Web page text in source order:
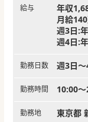
給与
年収
月給
週3日:
週4日:
勤務日数 週3日～
勤務時間 10:00
勤務地 東京都